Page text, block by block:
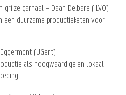
grijze garnaal – Daan Delbare (ILVO)
een duurzame productieketen voor
(UGent)
als hoogwaardige en lokaal